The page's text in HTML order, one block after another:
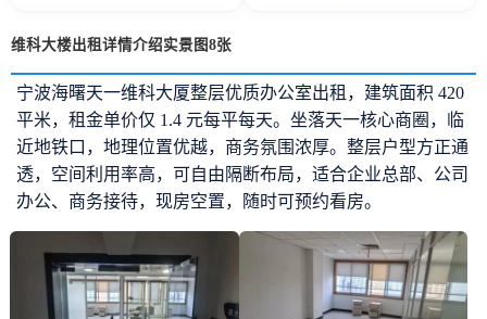
维科大楼出租详情介绍实景图8张
宁波海曙天一维科大厦整层优质办公室出租，建筑面积 420
平米，租金单价仅 1.4 元每平每天。坐落天一核心商圈，临
近地铁口，地理位置优越，商务氛围浓厚。整层户型方正通
透，空间利用率高，可自由隔断布局，适合企业总部、公司
办公、商务接待，现房空置，随时可预约看房。